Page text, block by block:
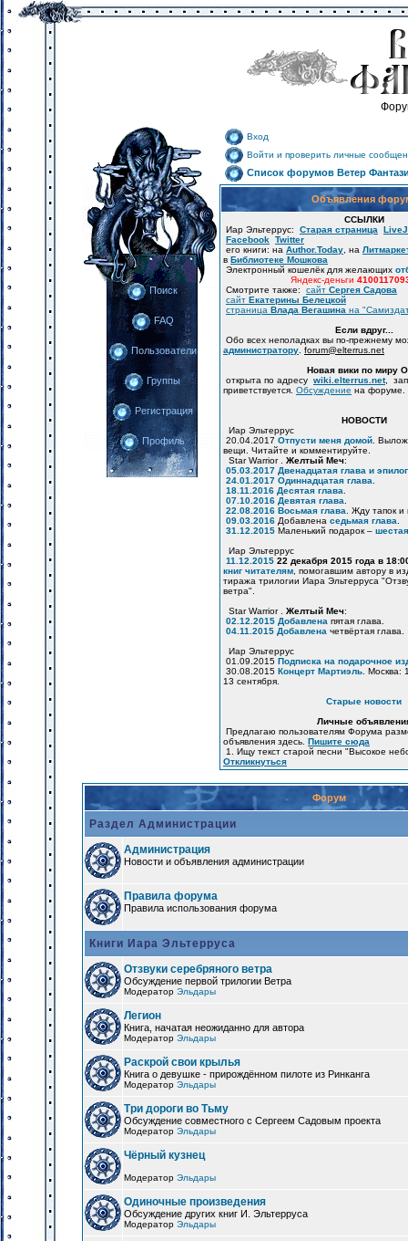
Поиск
FAQ
Пользователи
Группы
Регистрация
Профиль
Вход
Войти и проверить личные
Список форумов Ветер
Объявления
ССЫЛКИ
Иар Эльтеррус: Старая страница
Facebook Twitter
его книги: на Author.Today , на
в Библиотеке Мошкова
Электронный кошелёк для желающих
Яндекс-деньги
Смотрите также: сайт Сергея Садова
сайт Екатерины Белецкой
страница Влада Вегашина на
Если вдруг...
Обо всех неполадках вы по-прежнему
администратору forum@elterrus.net
Новая вики по миру
открыта по адресу wiki.elterrus.net,
приветствуется. Обсуждение на форуме.
НОВОСТИ
Иар Эльтеррус
20.04.2017 Отпусти меня домой .
вещи. Читайте и комментируйте.
Star Warrior . Желтый Меч:
05.03.2017 Двенадцатая глава и эпилог
24.01.2017 Одиннадцатая глава
18.11.2016 Десятая глава
07.10.2016 Девятая глава
22.08.2016 Восьмая глава . Жду тапок
09.03.2016 Добавлена седьмая глава
31.12.2015 Маленький подарок –
Иар Эльтеррус
11.12.2015 22 декабря 2015 года в
книг читателям , помогавшим автору в
тиража трилогии Иара Эльтерруса
ветра".
Star Warrior . Желтый Меч:
02.12.2015 Добавлена пятая глава.
04.11.2015 Добавлена четвёртая глава.
Иар Эльтеррус
01.09.2015 Подписка на подарочное
30.08.2015 Концерт Мартиэль . Москва:
13 сентября.
Старые новости
Личные
Предлагаю пользователям Форума
объявления здесь. Пишите сюда
1. Ищу текст старой песни "Высокое
Откликнуться
Форум
Раздел Администрации
Администрация
Новости и объявления администрации
Правила форума
Правила использования форума
Книги Иара Эльтерруса
Отзвуки серебряного ветра
Обсуждение первой трилогии Ветра
Модератор Эльдары
Легион
Книга, начатая неожиданно для автора
Модератор Эльдары
Раскрой свои крылья
Книга о девушке - прирождённом пилоте из Ринканга
Модератор Эльдары
Три дороги во Тьму
Обсуждение совместного с Сергеем Садовым проекта
Модератор Эльдары
Чёрный кузнец
Модератор Эльдары
Одиночные произведения
Обсуждение других книг И. Эльтерруса
Модератор Эльдары